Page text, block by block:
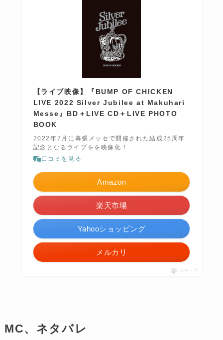
【ライブ映像】『BUMP OF CHICKEN
LIVE 2022 Silver Jubilee at Makuhari
Messe』BD＋LIVE CD＋LIVE PHOTO
BOOK
2022年7月に幕張メッセで開催された結成25周年
記念となるライブをを映像化！
口コミを見る
Amazon
楽天市場
Yahooショッピング
メルカリ
ポチップ
MC、ネタバレ